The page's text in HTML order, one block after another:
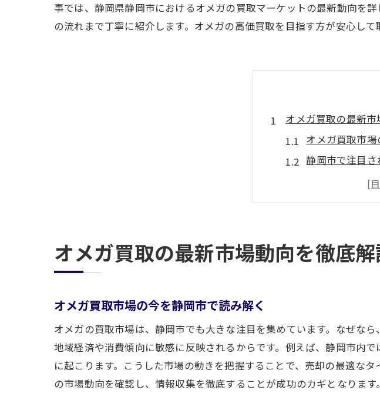
事では、静岡県静岡市におけるオメガの買取マーケットの最新動向を
の流れまで丁寧に紹介します。オメガの高価買取を目指す方が安心し
オメガ買取の最新
オメガ買取市場
静岡市で注目
オメガ買取価
静岡市の市場
静岡市で押さ
静岡市でオメガを高
売却前に知る
オメガ買取を
静岡市でオメ
高価買取に導く
オメガ買取の最新市場動向を徹底
オメガ買取市場の今を静岡市で読み解く
オメガの買取市場は、静岡市でも大きな注目を集めています。なぜな
地域経済や消費傾向に敏感に反映されるからです。例えば、静岡市内
に起こります。こうした市場の動きを把握することで、売却の最適な
の市場動向を確認し、情報収集を徹底することが成功のカギとなります。